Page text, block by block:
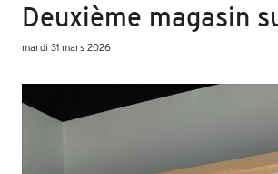
Deuxième magasin
mardi 31 mars 2026